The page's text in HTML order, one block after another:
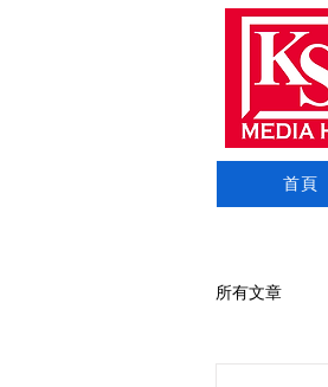
首頁
所有文章